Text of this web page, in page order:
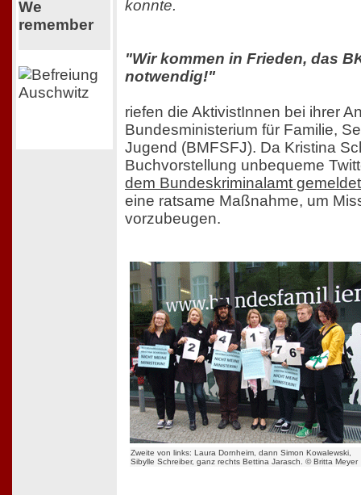
We
remember
konnte.
"Wir kommen in Frieden, das
notwendig!"
riefen die AktivistInnen bei ihrer
Bundesministerium für Familie,
Jugend (BMFSFJ). Da Kristina
Buchvorstellung unbequeme
dem Bundeskriminalamt
eine ratsame Maßnahme, um
vorzubeugen.
Zweite von links: Laura Dornheim, dann Simon Kowalewski,
Sibylle Schreiber, ganz rechts Bettina Jarasch. © Britta Meyer